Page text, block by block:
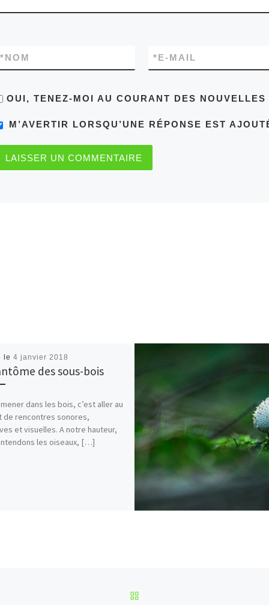
NOM
* E-MAIL
*
OUI, TENEZ-MOI AU COURANT DES NOUVELLES
M’AVERTIR LORSQU’UNE RÉPONSE EST
le 4 janvier 2018
des sous-bois
dans les bois, c’est aller au
de rencontres sonores,
et visuelles. A notre hauteur,
les oiseaux, […]